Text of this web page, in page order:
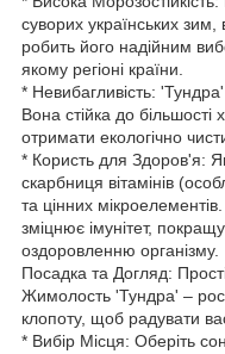
суворих українських
робить його надійним
якому регіоні країни.
* Невибагливість:
Вона стійка до
отримати екологічно
* Користь для Здоров'я:
скарбниця вітамінів
та цінних
зміцнює імунітет,
оздоровленню організму.
Посадка та Догляд:
Жимолость 'Тундра' –
клопоту, щоб радувати
* Вибір Місця: Оберіть